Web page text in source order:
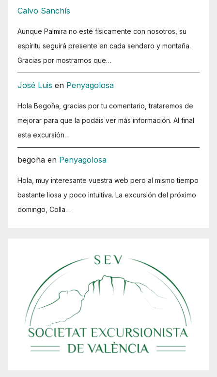
Calvo Sanchís
Aunque Palmira no esté físicamente con nosotros, su
espíritu seguirá presente en cada sendero y montaña.
Gracias por mostrarnos que…
José Luis en Penyagolosa
Hola Begoña, gracias por tu comentario, trataremos de
mejorar para que la podáis ver más información. Al final
esta excursión…
begoña en Penyagolosa
Hola, muy interesante vuestra web pero al mismo tiempo
bastante liosa y poco intuitiva. La excursión del próximo
domingo, Colla…